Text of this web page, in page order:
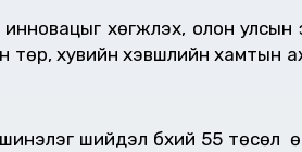
хөгжүүлэх, олон
төр, хувийн хэвшлийн хамтын
шийдэл бүхий 55 төсөл